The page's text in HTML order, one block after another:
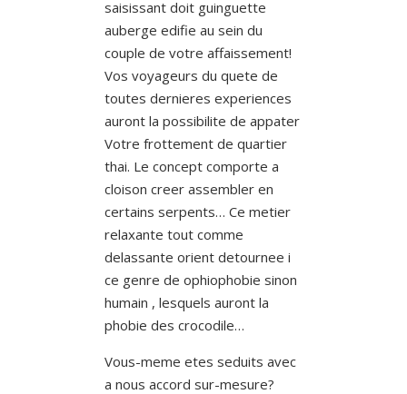
saisissant doit guinguette
auberge edifie au sein du
couple de votre affaissement!
Vos voyageurs du quete de
toutes dernieres experiences
auront la possibilite de appater
Votre frottement de quartier
thai. Le concept comporte a
cloison creer assembler en
certains serpents… Ce metier
relaxante tout comme
delassante orient detournee i
ce genre de ophiophobie sinon
humain , lesquels auront la
phobie des crocodile…
Vous-meme etes seduits avec
a nous accord sur-mesure?